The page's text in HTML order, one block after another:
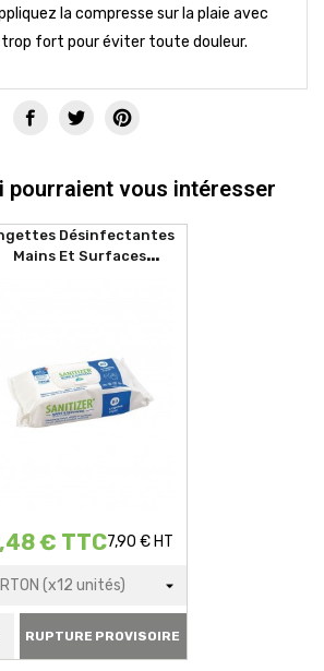
la compresse sur la plaie avec
trop fort pour éviter toute douleur.
pourraient vous intéresser
Désinfectantes
Mains Et Surfaces
€ TTC7,90 € HT
RUPTURE PROVISOIRE